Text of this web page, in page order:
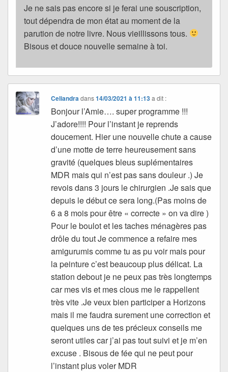
Je ne sais pas encore si je ferai une souscription,
tout dépendra de mon état au moment de la
parution de notre livre. Nous vieillissons tous.
Bisous et douce nouvelle semaine à toi.
Celiandradans14/03/2021 à 11:13 a dit :
Bonjour l’Amie…. super programme !!!
J’adore!!!! Pour l’instant je reprends
doucement. Hier une nouvelle chute a cause
d’une motte de terre heureusement sans
gravité (quelques bleus suplémentaires
MDR mais qui n’est pas sans douleur .) Je
revois dans 3 jours le chirurgien .Je sais que
depuis le début ce sera long.(Pas moins de
6 a 8 mois pour être « correcte » on va dire )
Pour le boulot et les taches ménagères pas
drôle du tout Je commence a refaire mes
amigurumis comme tu as pu voir mais pour
la peinture c’est beaucoup plus délicat. La
station debout je ne peux pas très longtemps
car mes vis et mes clous me le rappellent
très vite .Je veux bien participer a Horizons
mais il me faudra surement une correction et
quelques uns de tes précieux conseils me
seront utiles car j’ai pas tout suivi et je m’en
excuse . Bisous de fée qui ne peut pour
l’instant plus voler MDR